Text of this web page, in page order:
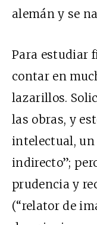
alemán y se
Para estudiar
contar en
lazarillos.
las obras, y
intelectual,
indirecto”;
prudencia y
(“relator de